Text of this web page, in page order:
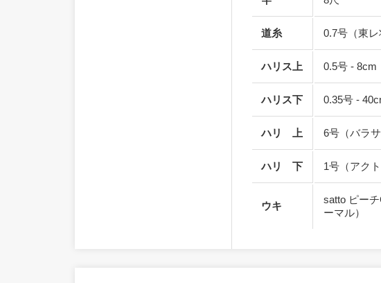
道糸 0.7号（東
ハリス上 0.5号 -
ハリス下 0.35号 -
ハリ 上 6号（バラ
ハリ 下 1号（アク
ウキ
satto ピー
ーマル）